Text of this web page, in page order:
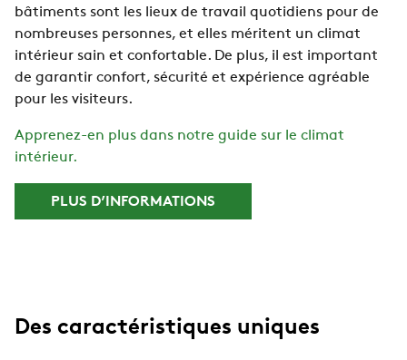
bâtiments sont les lieux de travail quotidiens pour de
nombreuses personnes, et elles méritent un climat
intérieur sain et confortable. De plus, il est important
de garantir confort, sécurité et expérience agréable
pour les visiteurs.
Apprenez-en plus dans notre guide sur le climat
intérieur.
PLUS D’INFORMATIONS
Des caractéristiques uniques